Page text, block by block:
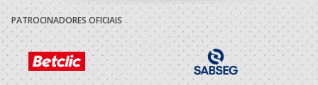
PATROCINADORES OFICIAIS